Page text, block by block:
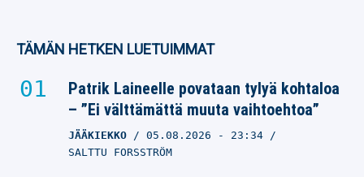
TÄMÄN HETKEN LUETUIMMAT
Patrik Laineelle povataan tylyä kohtaloa
– ”Ei välttämättä muuta vaihtoehtoa”
JÄÄKIEKKO 05.08.2026 - 23:34
SALTTU FORSSTRÖM